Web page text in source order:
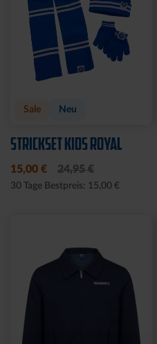
Sale Neu
STRICKSET KIDS ROYAL
15,00 € 24,95 €
30 Tage Bestpreis: 15,00 €